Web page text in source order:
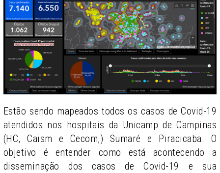
Estão sendo mapeados todos os casos de Covid-19
atendidos nos hospitais da Unicamp de Campinas
(HC, Caism e Cecom,) Sumaré e Piracicaba. O
objetivo é entender como está acontecendo a
disseminação dos casos de Covid-19 e sua